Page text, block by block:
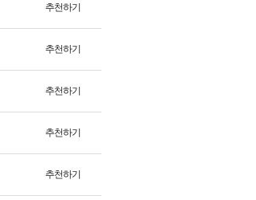
추천하기
추천하기
추천하기
추천하기
추천하기